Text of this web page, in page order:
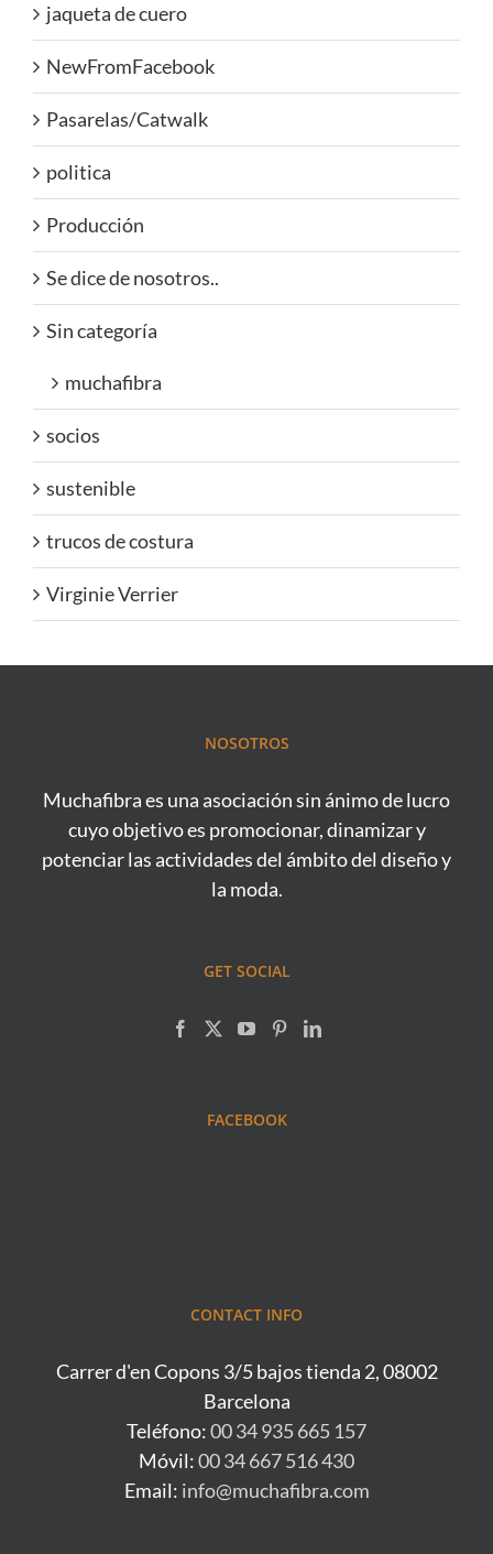
jaqueta de cuero
NewFromFacebook
Pasarelas/Catwalk
politica
Producción
Se dice de nosotros..
Sin categoría
muchafibra
socios
sustenible
trucos de costura
Virginie Verrier
NOSOTROS
Muchafibra es una asociación sin ánimo de lucro
cuyo objetivo es promocionar, dinamizar y
potenciar las actividades del ámbito del diseño y
la moda.
GET SOCIAL
FACEBOOK
CONTACT INFO
Carrer d'en Copons 3/5 bajos tienda 2, 08002
Barcelona
Teléfono:00 34 935 665 157
Móvil:00 34 667 516 430
Email: info@muchafibra.com